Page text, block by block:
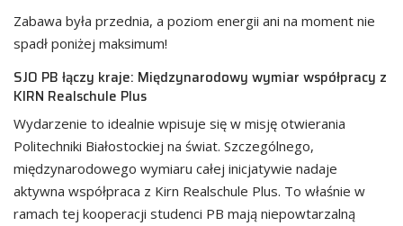
Zabawa była przednia, a poziom energii ani na moment nie
spadł poniżej maksimum!
SJO PB łączy kraje: Międzynarodowy wymiar współpracy z
KIRN Realschule Plus
Wydarzenie to idealnie wpisuje się w misję otwierania
Politechniki Białostockiej na świat. Szczególnego,
międzynarodowego wymiaru całej inicjatywie nadaje
aktywna współpraca z Kirn Realschule Plus. To właśnie w
ramach tej kooperacji studenci PB mają niepowtarzalną